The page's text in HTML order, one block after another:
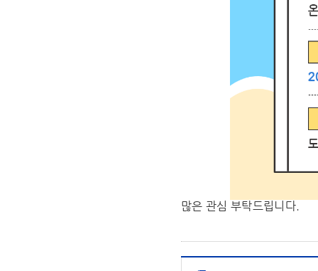
많은 관심 부탁드립니다.